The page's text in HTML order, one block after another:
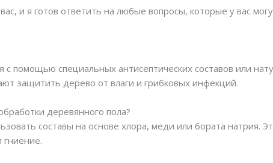
и я готов ответить на любые вопросы, которые у вас
помощью специальных антисептических составов или
защитить дерево от влаги и грибковых инфекций.
деревянного пола?
составы на основе хлора, меди или бората натрия.